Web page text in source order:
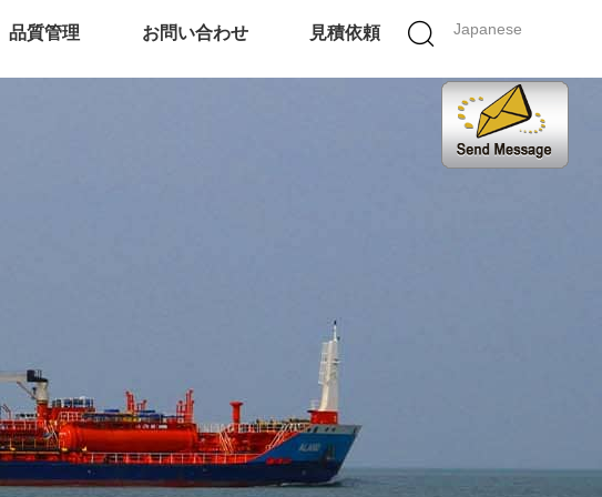
Japanese
品質管理 お問い合わせ 見積依頼